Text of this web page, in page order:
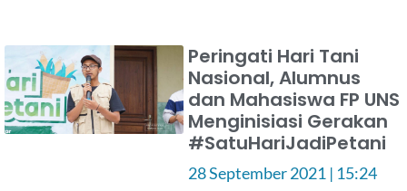
Peringati Hari Tani
Nasional, Alumnus
dan Mahasiswa FP UNS
Menginisiasi Gerakan
#SatuHariJadiPetani
28 September 2021 15:24